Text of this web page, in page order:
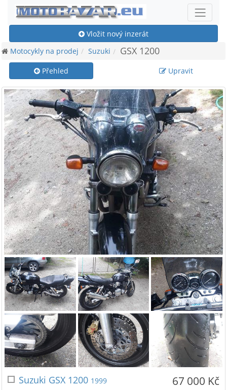
Vložit nový inzerát
Motocykly na prodej
Suzuki GSX 1200
Přehled Upravit
67 000 Kč
Suzuki GSX 1200 1999